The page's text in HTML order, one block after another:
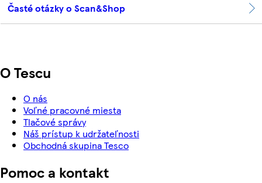
Časté otázky o Scan&Shop
O Tescu
O nás
Voľné pracovné miesta
Tlačové správy
Náš prístup k udržateľnosti
Obchodná skupina Tesco
Pomoc a kontakt